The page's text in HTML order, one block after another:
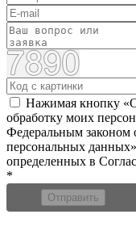
Нажимая кнопку
обработку моих
Федеральным
персональных
определенных в
*
Отправить